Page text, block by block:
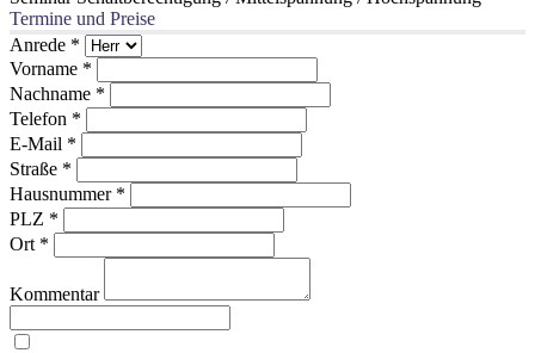
Termine und Preise
Anrede *
Vorname *
Nachname *
Telefon *
E-Mail *
Straße *
Hausnummer *
PLZ *
Ort *
Kommentar